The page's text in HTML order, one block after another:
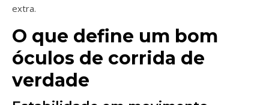
extra.
O que define um bom
óculos de corrida de
verdade